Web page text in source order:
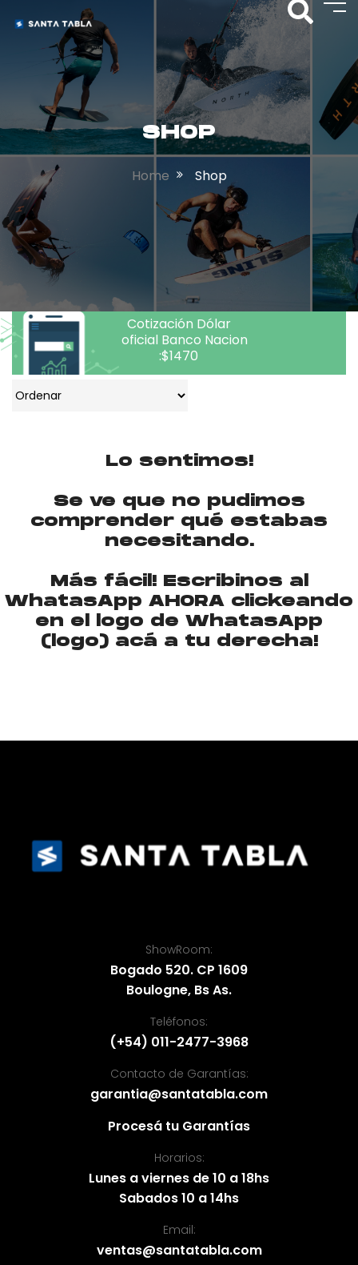
SHOP
Home Shop
Cotización Dólar
oficial Banco Nacion
:$1470
Lo sentimos!
Se ve que no pudimos
comprender qué estabas
necesitando.
Más fácil! Escribinos al
WhatasApp AHORA clickeando
en el logo de WhatasApp
(logo) acá a tu derecha!
ShowRoom:
Bogado 520. CP 1609
Boulogne, Bs As.
Teléfonos:
(+54) 011-2477-3968
Contacto de Garantías:
garantia@santatabla.com
Procesá tu Garantías
Horarios:
Lunes a viernes de 10 a 18hs
Sabados 10 a 14hs
Email:
ventas@santatabla.com